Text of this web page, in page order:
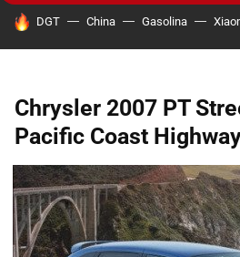
HOY SE HABLA DE
DGT China Gasolina
Chrysler 2007 PT
Pacific Coast